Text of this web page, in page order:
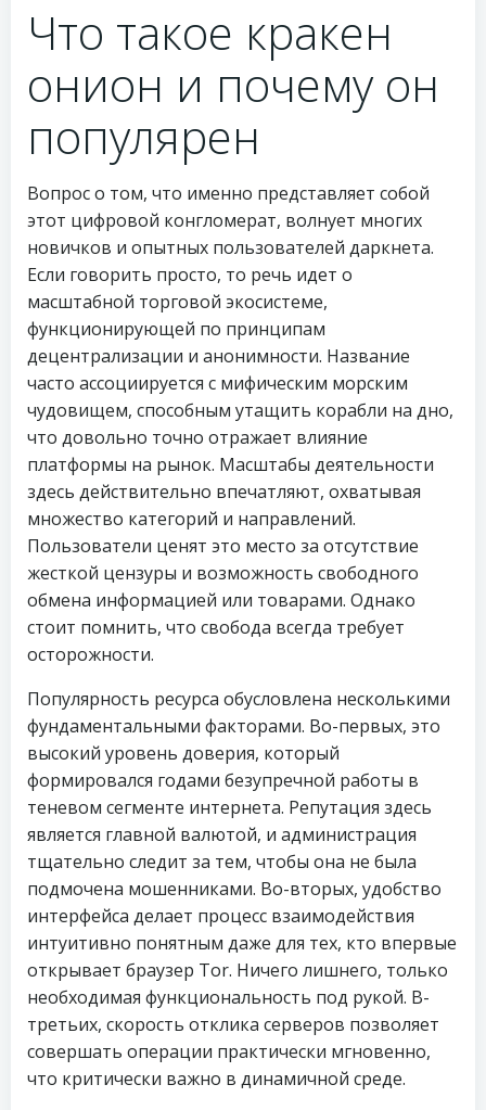
Что такое кракен
онион и почему он
популярен
Вопрос о том, что именно представляет собой
этот цифровой конгломерат, волнует многих
новичков и опытных пользователей даркнета.
Если говорить просто, то речь идет о
масштабной торговой экосистеме,
функционирующей по принципам
децентрализации и анонимности. Название
часто ассоциируется с мифическим морским
чудовищем, способным утащить корабли на дно,
что довольно точно отражает влияние
платформы на рынок. Масштабы деятельности
здесь действительно впечатляют, охватывая
множество категорий и направлений.
Пользователи ценят это место за отсутствие
жесткой цензуры и возможность свободного
обмена информацией или товарами. Однако
стоит помнить, что свобода всегда требует
осторожности.
Популярность ресурса обусловлена несколькими
фундаментальными факторами. Во-первых, это
высокий уровень доверия, который
формировался годами безупречной работы в
теневом сегменте интернета. Репутация здесь
является главной валютой, и администрация
тщательно следит за тем, чтобы она не была
подмочена мошенниками. Во-вторых, удобство
интерфейса делает процесс взаимодействия
интуитивно понятным даже для тех, кто впервые
открывает браузер Tor. Ничего лишнего, только
необходимая функциональность под рукой. В-
третьих, скорость отклика серверов позволяет
совершать операции практически мгновенно,
что критически важно в динамичной среде.